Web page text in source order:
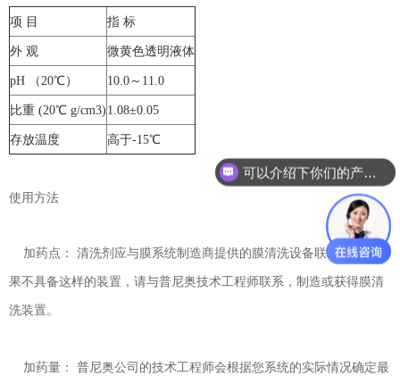
项 目 指 标
外 观 微黄色透明液体
pH （20℃） 10.0～11.0
比重 (20℃ g/cm3) 1.08±0.05
存放温度 高于-15℃
使用方法
加药点： 清洗剂应与膜系统制造商提供的膜清洗设备联合使用。如
果不具备这样的装置，请与普尼奥技术工程师联系，制造或获得膜清
洗装置。
加药量： 普尼奥公司的技术工程师会根据您系统的实际情况确定最
可以介绍下你们的产品么？